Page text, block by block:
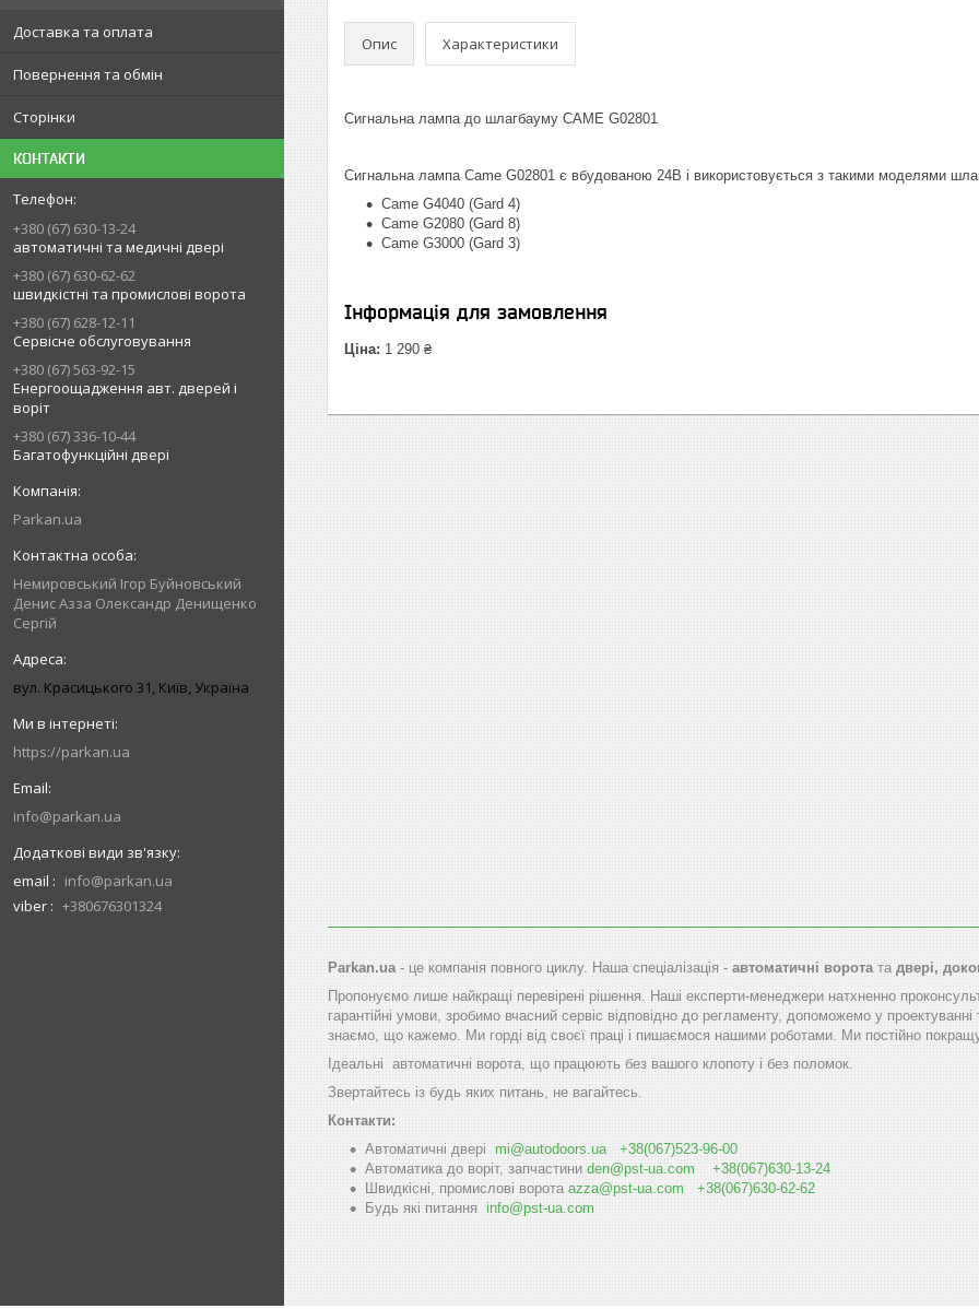
Доставка та оплата
Повернення та обмін
Сторінки
КОНТАКТИ
+380 (67) 630-13-24
автоматичні та медичні двері
+380 (67) 630-62-62
швидкістні та промислові ворота
+380 (67) 628-12-11
Сервісне обслуговування
+380 (67) 563-92-15
Енергоощадження авт. дверей і
воріт
+380 (67) 336-10-44
Багатофункційні двері
Parkan.ua
Немировський Ігор Буйновський
Денис Азза Олександр Денищенко
Сергій
вул. Красицького 31, Київ, Україна
https://parkan.ua
info@parkan.ua
email
info@parkan.ua
viber
+380676301324
Опис Характеристики
Сигнальна лампа до шлагбауму CAME G02801
Сигнальна лампа Came G02801 є вбудованою 24В і використовується з такими моделями
Came G4040 (Gard 4)
Came G2080 (Gard 8)
Came G3000 (Gard 3)
Інформація для замовлення
Ціна: 1 290 ₴
Parkan.ua- це компанія повного циклу. Наша спеціалізація - автоматичні ворота та двері,
Пропонуємо лише найкращі перевірені рішення. Наші експерти-менеджери натхненно
гарантійні умови, зробимо вчасний сервіс відповідно до регламенту, допоможемо у
знаємо, що кажемо. Ми горді від своєї праці і пишаємося нашими роботами. Ми постійно
Ідеальні автоматичні ворота, що працюють без вашого клопоту і без поломок.
Звертайтесь із будь яких питань, не вагайтесь.
Контакти:
Автоматичні двері mi@autodoоrs.ua
+38(067)523-96-00
Автоматика до воріт, запчастини den@pst-ua.com
+38(067)630-13-24
Швидкісні, промислові ворота azza@pst-ua.com
+38(067)630-62-62
Будь які питання info@pst-ua.com